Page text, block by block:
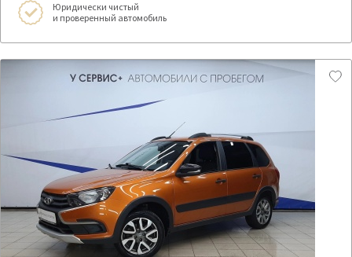
Юридически чистый
и проверенный автомобиль